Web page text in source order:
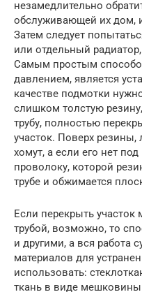
незамедлительно
обслуживающей их дом,
Затем следует
или отдельный
Самым простым
давлением, является
качестве подмотки
слишком толстую
трубу, полностью
участок. Поверх резины,
хомут, а если его нет
проволоку, которой
трубе и обжимается
Если перекрыть
трубой, возможно, то
и другими, а вся работа
материалов для
использовать:
ткань в виде